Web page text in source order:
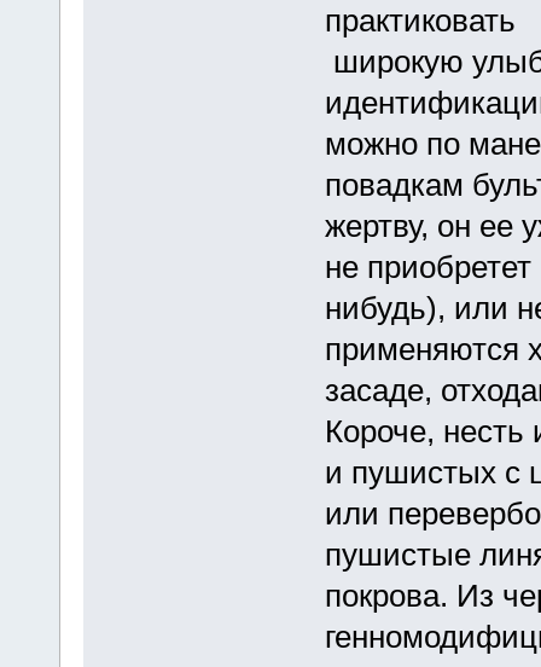
практиковать
широкую
можно по
повадкам
жертву, он ее
не
нибудь), или
применяются
засаде,
Короче,
и пушистых с
или
пушистые
покрова. Из